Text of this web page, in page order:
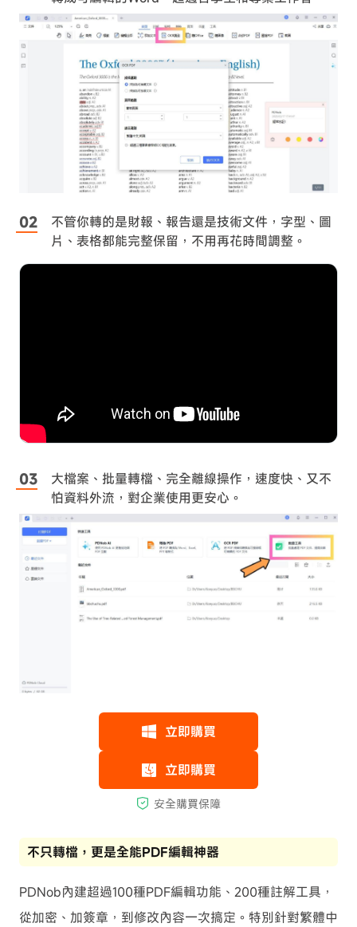
不管你轉的是財報、報告還是技術文件，字型、圖
片、表格都能完整保留，不用再花時間調整。
大檔案、批量轉檔、完全離線操作，速度快、又不
怕資料外流，對企業使用更安心。
不只轉檔，更是全能PDF編輯神器
PDNob內建超過100種PDF編輯功能、200種註解工具，
從加密、加簽章，到修改內容一次搞定。特別針對繁體中